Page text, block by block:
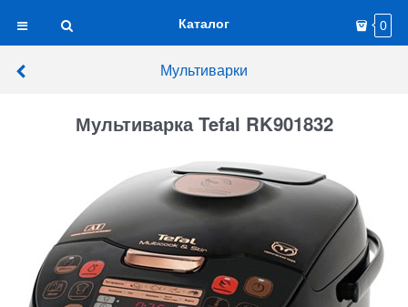
Каталог 0
Мультиварки
Мультиварка Tefal RK901832